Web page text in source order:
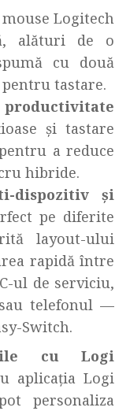
Logitech
alături de o
cu două
tastare.
și tastare
a reduce
hibride.
dispozitiv și
pe diferite
layout-ului
rapidă între
ul de serviciu,
telefonul —
Switch.
cu Logi
aplicația Logi
personaliza